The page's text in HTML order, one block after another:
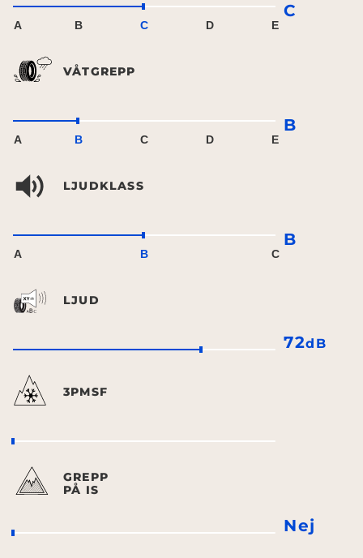
A B C D E
C
VÅTGREPP
A B C D E
B
LJUDKLASS
A B C
B
LJUD
72dB
3PMSF
GREPP
PÅ IS
Nej